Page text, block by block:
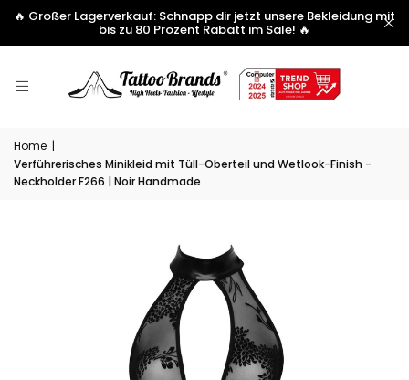
🔥 Großer Lagerverkauf: Schnapp dir jetzt unsere Bekleidung mit
bis zu 80 Prozent Rabatt im Sale! 🔥
Home |
Verführerisches Minikleid mit Tüll-Oberteil und Wetlook-Finish -
Neckholder F266 | Noir Handmade